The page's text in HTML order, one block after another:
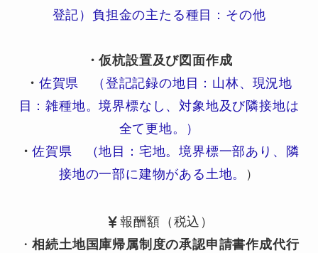
登記）負担金の主たる種目：その他
・仮杭設置及び図面作成
・ 佐賀県 （登記記録の地目：山林、現況地
目：雑種地。境界標なし、対象地及び隣接地は
全て更地。）
・佐賀県 （地目：宅地。境界標一部あり、隣
接地の一部に建物がある土地。
）
報酬額（税込）
・相続土地国庫帰属制度の承認申請書作成代行